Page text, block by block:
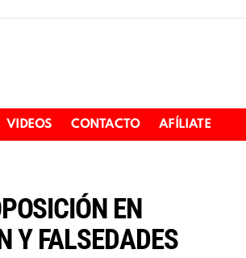
VIDEOS CONTACTO AFÍLIATE
EN
Y FALSEDADES